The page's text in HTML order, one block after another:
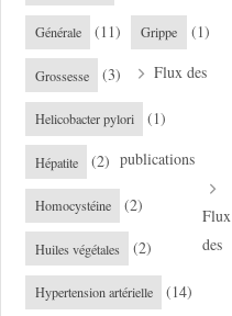
Générale (11) Grippe (1)
Grossesse (3)
Helicobacter pylori (1)
Hépatite (2)
Homocystéine (2)
Huiles végétales (2)
Hypertension artérielle (14)
Flux des
publications
Flux
des